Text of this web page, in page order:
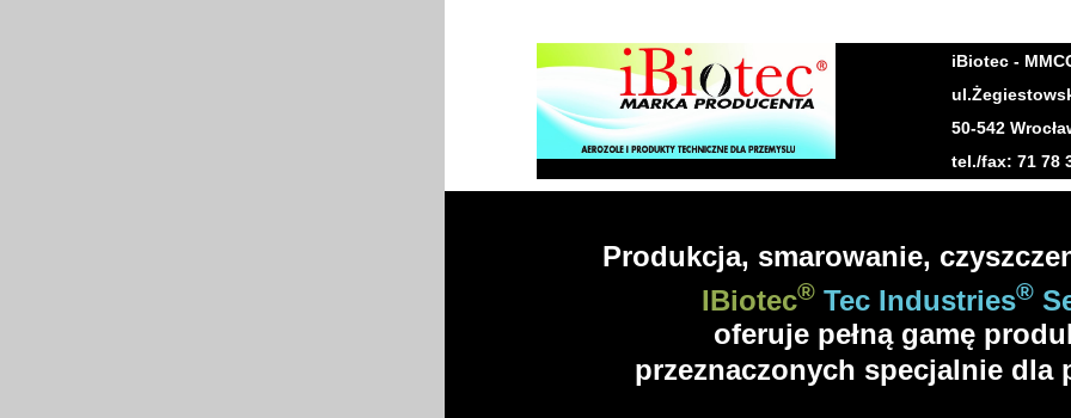
iBiotec -
50-542
tel./fax: 71 78
Produkcja, smarowanie, czyszc
IBiotec® Tec Industries®
oferujepełną gamę
przeznaczonych specjalnie dla